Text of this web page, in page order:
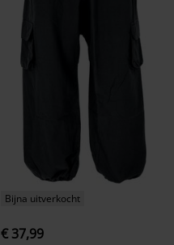
Bijna uitverkocht
€ 37,99